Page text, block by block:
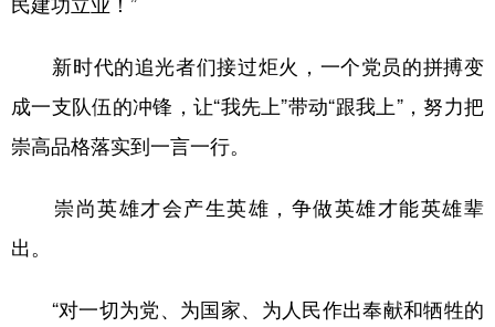
民建功立业！”
新时代的追光者们接过炬火，一个党员的拼搏变
成一支队伍的冲锋，让“我先上”带动“跟我上”，努力把
崇高品格落实到一言一行。
崇尚英雄才会产生英雄，争做英雄才能英雄辈
出。
“对一切为党、为国家、为人民作出奉献和牺牲的